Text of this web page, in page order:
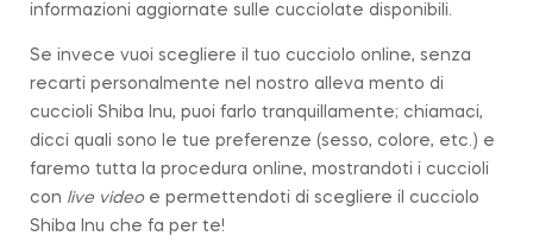
informazioni aggiornate sulle cucciolate disponibili.
Se invece vuoi scegliere il tuo cucciolo online, senza
recarti personalmente nel nostro alleva mento di
cuccioli Shiba Inu, puoi farlo tranquillamente; chiamaci,
dicci quali sono le tue preferenze (sesso, colore, etc.) e
faremo tutta la procedura online, mostrandoti i cuccioli
con live videoe permettendoti di scegliere il cucciolo
Shiba Inu che fa per te!